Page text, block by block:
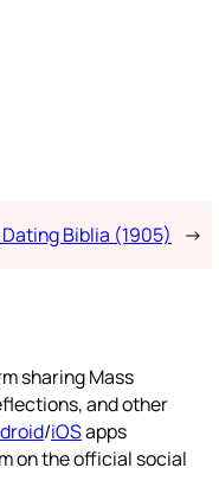
Biblia (1905) →
sharing Mass
and other
/iOSapps
on the official social